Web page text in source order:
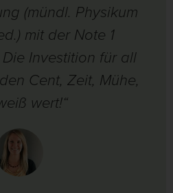
(mündl. Physikum
mit der Note 1
Die Investition für all
Cent, Zeit, Mühe,
wert!“